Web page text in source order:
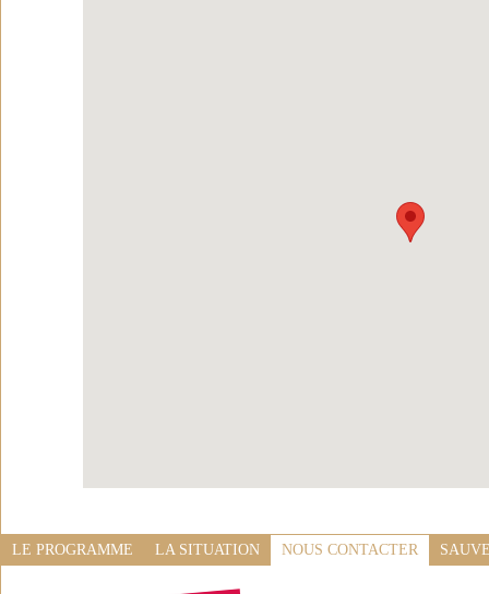
LE PROGRAMME LA SITUATION NOUS CONTACTER